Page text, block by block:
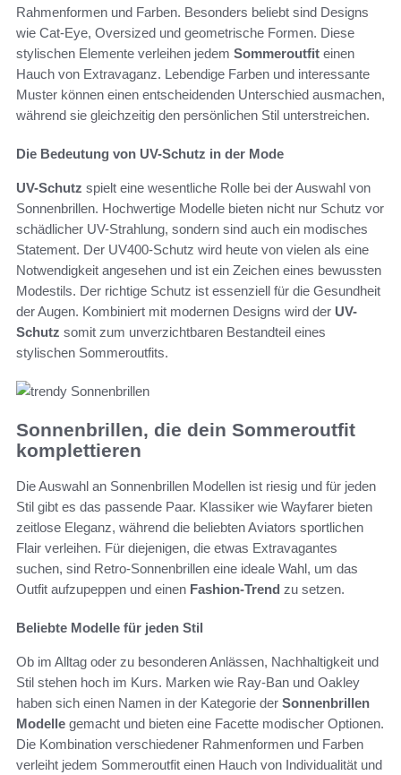
Rahmenformen und Farben. Besonders beliebt sind Designs
wie Cat-Eye, Oversized und geometrische Formen. Diese
stylischen Elemente verleihen jedem Sommeroutfit einen
Hauch von Extravaganz. Lebendige Farben und interessante
Muster können einen entscheidenden Unterschied ausmachen,
während sie gleichzeitig den persönlichen Stil unterstreichen.
Die Bedeutung von UV-Schutz in der Mode
UV-Schutz spielt eine wesentliche Rolle bei der Auswahl von
Sonnenbrillen. Hochwertige Modelle bieten nicht nur Schutz vor
schädlicher UV-Strahlung, sondern sind auch ein modisches
Statement. Der UV400-Schutz wird heute von vielen als eine
Notwendigkeit angesehen und ist ein Zeichen eines bewussten
Modestils. Der richtige Schutz ist essenziell für die Gesundheit
der Augen. Kombiniert mit modernen Designs wird der UV-
Schutz somit zum unverzichtbaren Bestandteil eines
stylischen Sommeroutfits.
Sonnenbrillen, die dein Sommeroutfit
komplettieren
Die Auswahl an Sonnenbrillen Modellen ist riesig und für jeden
Stil gibt es das passende Paar. Klassiker wie Wayfarer bieten
zeitlose Eleganz, während die beliebten Aviators sportlichen
Flair verleihen. Für diejenigen, die etwas Extravagantes
suchen, sind Retro-Sonnenbrillen eine ideale Wahl, um das
Outfit aufzupeppen und einen Fashion-Trend zu setzen.
Beliebte Modelle für jeden Stil
Ob im Alltag oder zu besonderen Anlässen, Nachhaltigkeit und
Stil stehen hoch im Kurs. Marken wie Ray-Ban und Oakley
haben sich einen Namen in der Kategorie der Sonnenbrillen
Modelle gemacht und bieten eine Facette modischer Optionen.
Die Kombination verschiedener Rahmenformen und Farben
verleiht jedem Sommeroutfit einen Hauch von Individualität und